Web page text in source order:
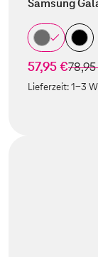
Samsung
57,95 €statt
Lieferzeit:1-3